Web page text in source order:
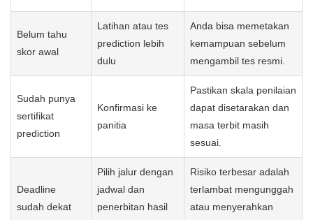
ITP ETS.
Cara Menentukan Jalur yang Tepat
Keputusan paling praktis adalah melihat seberapa dekat
deadline, seberapa tinggi skor awal Anda, dan seberapa tegas
panitia meminta dokumen ETS. Jangan memilih jalur hanya
karena cepat; pilih jalur yang paling sesuai dengan syarat
Kondisi Anda
Jalur yang
Disarankan
Alasan